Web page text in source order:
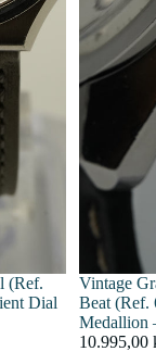
(Ref.
Dial
Épuisé
Vintage
Beat (Ref.
Medallion
10.995,00